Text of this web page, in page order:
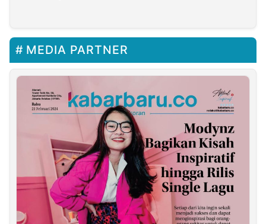
MEDIA PARTNER